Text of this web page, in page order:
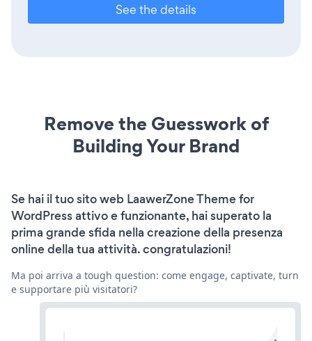
See the details
Remove the Guesswork of
Building Your Brand
Se hai il tuo sito web LaawerZone Theme for
WordPress attivo e funzionante, hai superato la
prima grande sfida nella creazione della presenza
online della tua attività. congratulazioni!
Ma poi arriva a tough question: come engage, captivate, turn
e supportare più visitatori?